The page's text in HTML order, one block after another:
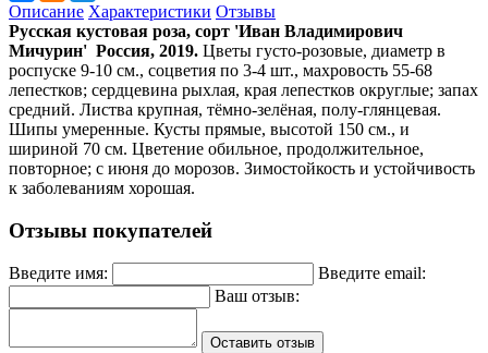
Описание Характеристики Отзывы
Русская кустовая роза, сорт 'Иван Владимирович
Мичурин' Россия, 2019. Цветы густо-розовые, диаметр в
роспуске 9-10 см., соцветия по 3-4 шт., махровость 55-68
лепестков; сердцевина рыхлая, края лепестков округлые; запах
средний. Листва крупная, тёмно-зелёная, полу-глянцевая.
Шипы умеренные. Кусты прямые, высотой 150 см., и
шириной 70 см. Цветение обильное, продолжительное,
повторное; с июня до морозов. Зимостойкость и устойчивость
к заболеваниям хорошая.
Отзывы покупателей
Введите имя:
Введите email:
Ваш отзыв:
Оставить отзыв